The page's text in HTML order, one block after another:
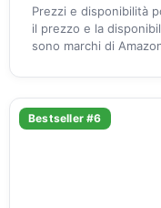
Prezzi e disponibilità
il prezzo e la
sono marchi di
Bestseller #6